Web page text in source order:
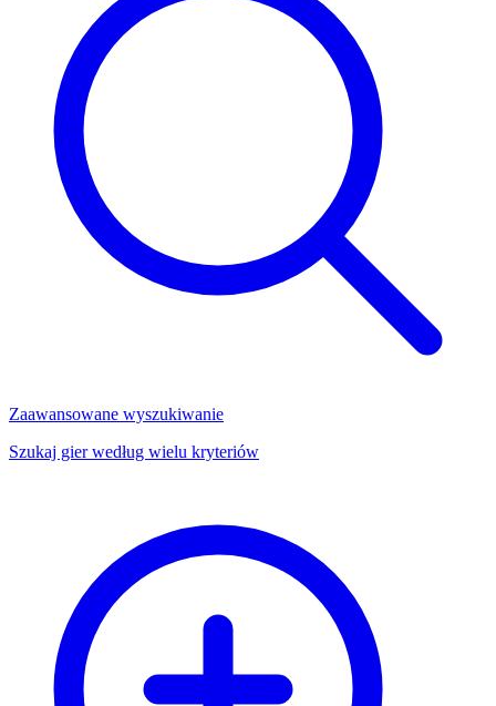
Zaawansowane wyszukiwanie
Szukaj gier według wielu kryteriów